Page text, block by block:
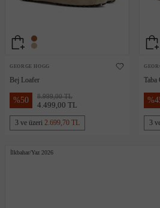
GEORGE HOGG
Bej Loafer
%50 8.999,00 TL
4.499,00 TL
3 ve üzeri 2.699,70 TL
Taba
%
3
İlkbahar/Yaz 2026